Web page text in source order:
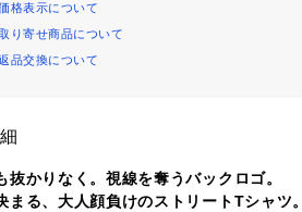
格表示について
り寄せ商品について
品交換について
抜かりなく。視線を奪うバックロゴ。
まる、大人顔負けのストリートTシャツ。